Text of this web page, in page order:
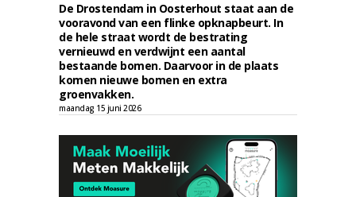
De Drostendam in Oosterhout staat aan de
vooravond van een flinke opknapbeurt. In
de hele straat wordt de bestrating
vernieuwd en verdwijnt een aantal
bestaande bomen. Daarvoor in de plaats
komen nieuwe bomen en extra
groenvakken.
maandag 15 juni 2026